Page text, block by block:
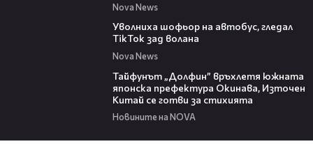
Nova News
Уволниха шофьор на автобус, гледал
TikTok зад волана
Nova News
Тайфунът „Долфин” връхлетя южната
японска префектура Окинава, Източен
Китай се готви за стихията
Новините на NOVA